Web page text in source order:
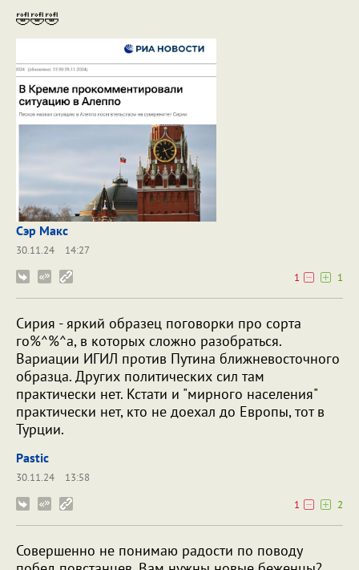
🤣🤣🤣
Сэр Макс
30.11.24
14:27
1
1
Сирия - яркий образец поговорки про сорта
го%^%^а, в которых сложно разобраться.
Вариации ИГИЛ против Путина ближневосточного
образца. Других политических сил там
практически нет. Кстати и "мирного населения"
практически нет, кто не доехал до Европы, тот в
Турции.
Pastic
30.11.24
13:58
1
2
Совершенно не понимаю радости по поводу